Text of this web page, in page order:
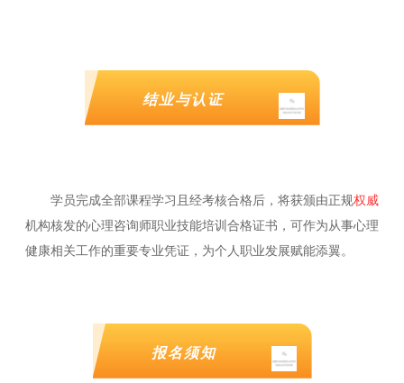
结业与认证
学员完成全部课程学习且经考核合格后，将获颁由正规权威
机构核发的心理咨询师职业技能培训合格证书，可作为从事心理
健康相关工作的重要专业凭证，为个人职业发展赋能添翼。
报名须知